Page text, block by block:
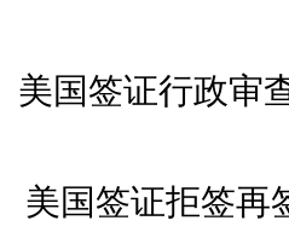
美国签证行政审
美国签证拒签再